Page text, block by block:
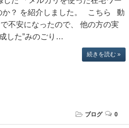
か？ を紹介しました。 こちら 動
不安になったので、 他の方の実
した”みのごり…
続きを読む »
ブログ 0